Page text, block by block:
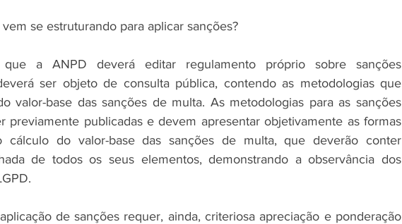
se estruturando para aplicar sanções?
a ANPD deverá editar regulamento próprio sobre sanções
ser objeto de consulta pública, contendo as metodologias que
valor-base das sanções de multa. As metodologias para as sanções
previamente publicadas e devem apresentar objetivamente as formas
cálculo do valor-base das sanções de multa, que deverão conter
de todos os seus elementos, demonstrando a observância dos
de sanções requer, ainda, criteriosa apreciação e ponderação